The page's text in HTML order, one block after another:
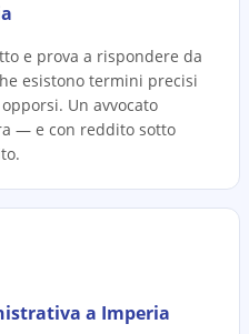
e prova a rispondere da
esistono termini precisi
Un avvocato
— e con reddito sotto
a Imperia